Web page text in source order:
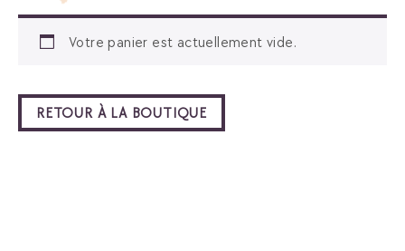
Votre panier est actuellement vide.
RETOUR À LA BOUTIQUE